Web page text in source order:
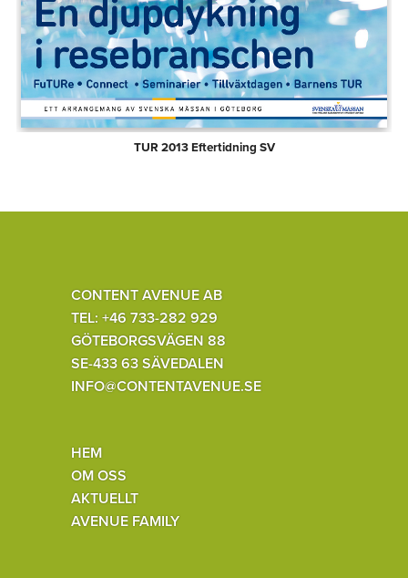
TUR 2013 Eftertidning SV
CONTENT AVENUE AB
TEL: +46 733-282 929
GÖTEBORGSVÄGEN 88
SE-433 63 SÄVEDALEN
INFO@CONTENTAVENUE.SE
HEM
OM OSS
AKTUELLT
AVENUE FAMILY